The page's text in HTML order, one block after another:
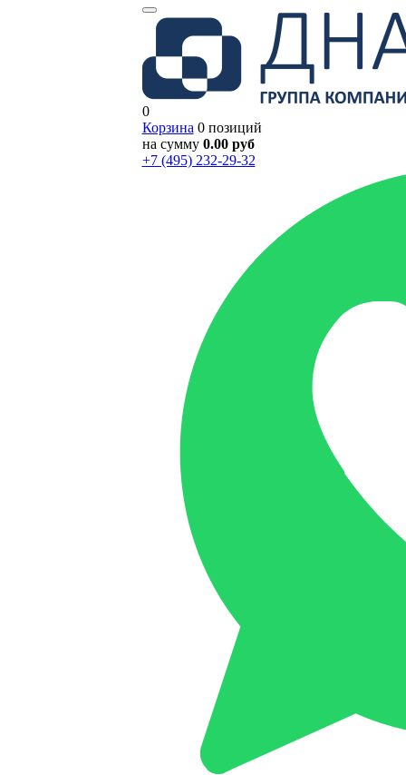
0
Корзина 0 позиций
на сумму 0.00 руб
+7 (495) 232-29-32